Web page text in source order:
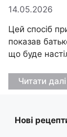
14.05.2026
Цей спосіб
показав
що буде
Читати далі
Нові